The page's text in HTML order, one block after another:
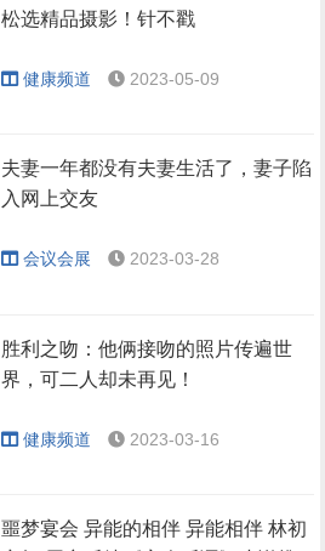
松选精品摄影！针不戳
健康频道 2023-05-09
夫妻一年都没有夫妻生活了，妻子陷
入网上交友
会议会展 2023-03-28
胜利之吻：他俩接吻的照片传遍世
界，可二人却未再见！
健康频道 2023-03-16
噩梦宴会 异能的相伴 异能相伴 林初